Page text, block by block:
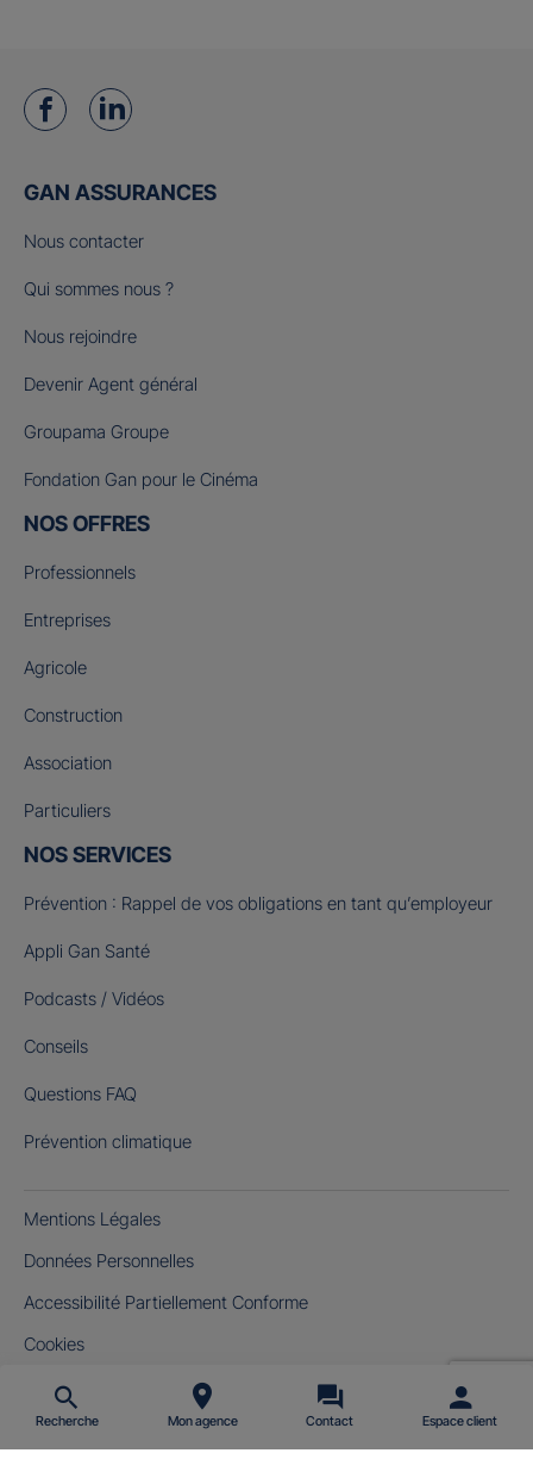
Recherche Mon agence Contact Espace client
GAN ASSURANCES
Nous contacter
Qui sommes nous ?
Nous rejoindre
Devenir Agent général
Groupama Groupe
Fondation Gan pour le Cinéma
NOS OFFRES
Professionnels
Entreprises
Agricole
Construction
Association
Particuliers
NOS SERVICES
Prévention : Rappel de vos obligations en tant qu’employeur
Appli Gan Santé
Podcasts / Vidéos
Conseils
Questions FAQ
Prévention climatique
Mentions Légales
Données Personnelles
Accessibilité Partiellement Conforme
Cookies
Gérer mes cookies